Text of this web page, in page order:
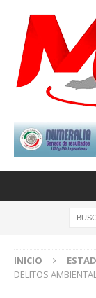
INICIO
DELITOS